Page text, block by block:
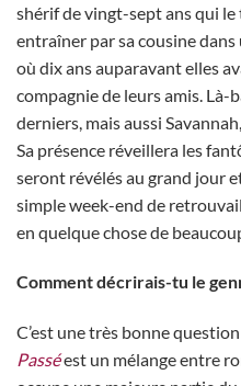
shérif de vingt-sept ans qui le
entraîner par sa cousine
où dix ans auparavant elles
compagnie de leurs amis. Là-
derniers, mais aussi
Sa présence réveillera les
seront révélés au grand jour
simple week-end de
en quelque chose de
Comment décrirais-tu le
C’est une très bonne
Passéest un mélange entre